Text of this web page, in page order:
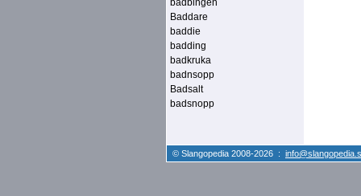
badbingen
Baddare
baddie
badding
badkruka
badnsopp
Badsalt
badsnopp
© Slangopedia 2008-2026 :